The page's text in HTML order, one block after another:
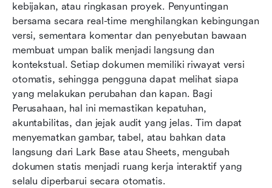
kebijakan, atau ringkasan proyek. Penyuntingan
bersama secara real-time menghilangkan kebingungan
versi, sementara komentar dan penyebutan bawaan
membuat umpan balik menjadi langsung dan
kontekstual. Setiap dokumen memiliki riwayat versi
otomatis, sehingga pengguna dapat melihat siapa
yang melakukan perubahan dan kapan. Bagi
Perusahaan, hal ini memastikan kepatuhan,
akuntabilitas, dan jejak audit yang jelas. Tim dapat
menyematkan gambar, tabel, atau bahkan data
langsung dari Lark Base atau Sheets, mengubah
dokumen statis menjadi ruang kerja interaktif yang
selalu diperbarui secara otomatis.